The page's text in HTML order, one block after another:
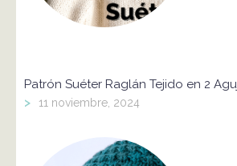
Patrón Suéter Raglán Tejido en 2
> 11 noviembre, 2024